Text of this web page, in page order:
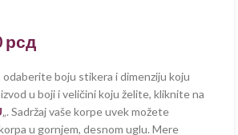
рсд
odaberite boju stikera i dimenziju koju
u boji i veličini koju želite, kliknite na
„. Sadržaj vaše korpe uvek možete
u gornjem, desnom uglu. Mere